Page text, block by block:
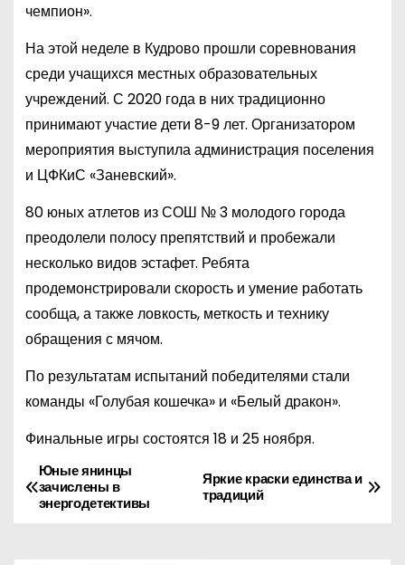
чемпион».
На этой неделе в Кудрово прошли соревнования
среди учащихся местных образовательных
учреждений. С 2020 года в них традиционно
принимают участие дети 8-9 лет. Организатором
мероприятия выступила администрация поселения
и ЦФКиС «Заневский».
80 юных атлетов из СОШ № 3 молодого города
преодолели полосу препятствий и пробежали
несколько видов эстафет. Ребята
продемонстрировали скорость и умение работать
сообща, а также ловкость, меткость и технику
обращения с мячом.
По результатам испытаний победителями стали
команды «Голубая кошечка» и «Белый дракон».
Финальные игры состоятся 18 и 25 ноября.
Н
а
Яркие краски единства и
традиций
Юные янинцы
зачислены в
энергодетективы